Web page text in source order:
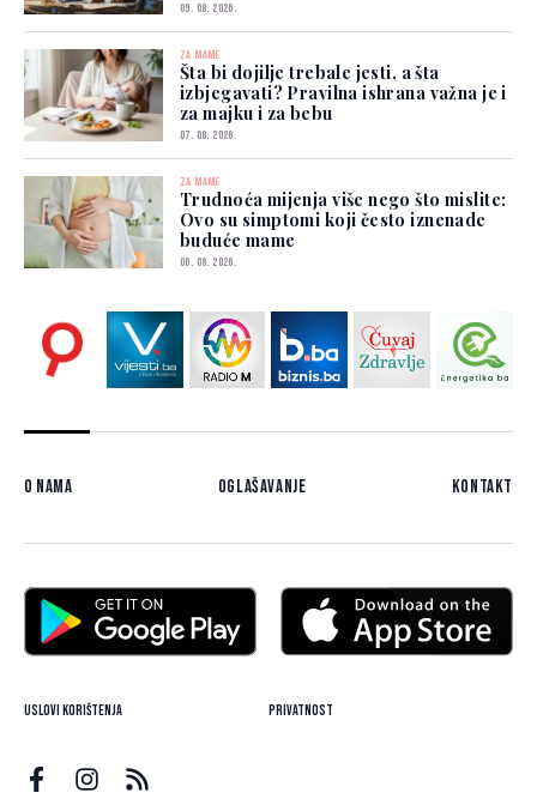
09. 08. 2026.
ZA MAME
Šta bi dojilje trebale jesti, a šta
izbjegavati? Pravilna ishrana važna je i
za majku i za bebu
07. 08. 2026.
ZA MAME
Trudnoća mijenja više nego što mislite:
Ovo su simptomi koji često iznenade
buduće mame
06. 08. 2026.
O nama Oglašavanje Kontakt
Uslovi korištenja Privatnost